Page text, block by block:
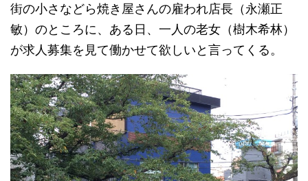
街の小さなどら焼き屋さんの雇われ店長（永瀬正
敏）のところに、ある日、一人の老女（樹木希林）
が求人募集を見て働かせて欲しいと言ってくる。